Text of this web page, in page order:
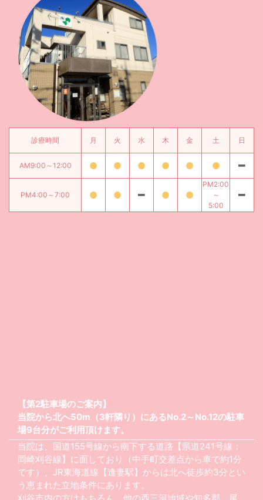
診療時間 月 火 水 木 金 土 日
AM9:00～12:00
PM4:00～7:00
PM2:00
～
5:00
【第2駐車場のご案内】
当院から北へ50m（3軒隣り）にあるNo.2～No.12の駐車
場9台分がご利用頂けます。
当院は、国道155号線から南下する道路【県道241号線：
岡崎刈谷線】に面しており（中手町交差点から車で約1分
です）、JR東海道線【逢妻駅】からは北へ徒歩約3分とい
う恵まれた立地条件にあります。
刈谷市内の方はもちろん、他の西三河地域や知多郡、尾